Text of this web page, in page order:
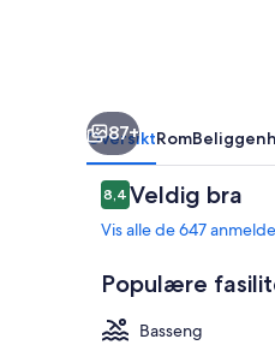
87+
OversiktRom
Anmeldelser
8,48,4 av 10 –
Veldig bra
Vis alle de 647
Populære
Basseng